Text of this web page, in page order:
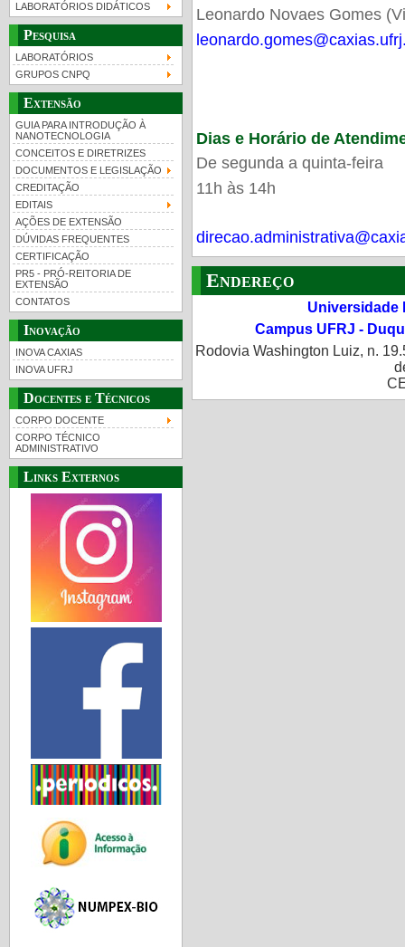
LABORATÓRIOS DIDÁTICOS
Pesquisa
LABORATÓRIOS
GRUPOS CNPQ
Extensão
GUIA PARA INTRODUÇÃO À
NANOTECNOLOGIA
CONCEITOS E DIRETRIZES
DOCUMENTOS E LEGISLAÇÃO
CREDITAÇÃO
EDITAIS
AÇÕES DE EXTENSÃO
DÚVIDAS FREQUENTES
CERTIFICAÇÃO
PR5 - PRÓ-REITORIA DE
EXTENSÃO
CONTATOS
Inovação
INOVA CAXIAS
INOVA UFRJ
Docentes e Técnicos
CORPO DOCENTE
CORPO TÉCNICO
ADMINISTRATIVO
Links Externos
Leonardo Novaes Gomes
Dias e Horário de
De segunda a quinta-feira
11h às 14h
Endereço
Universidade
Campus UFRJ -
Rodovia Washington Luiz, n.